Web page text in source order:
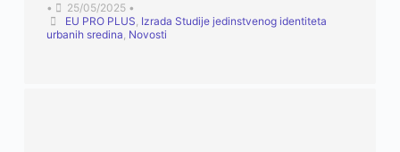
• 25/05/2025 •
EU PRO PLUS, Izrada Studije jedinstvenog identiteta
urbanih sredina, Novosti